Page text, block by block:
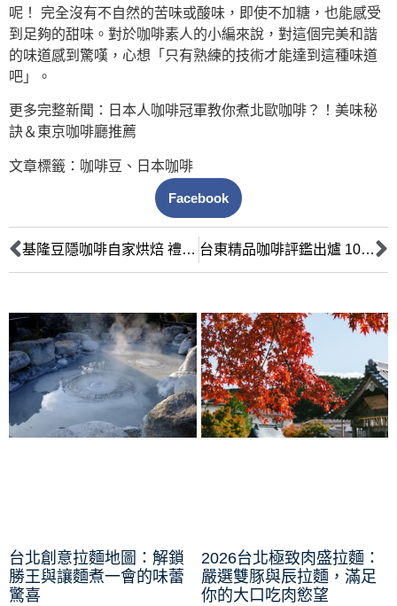
呢！ 完全沒有不自然的苦味或酸味，即使不加糖，也能感受
到足夠的甜味。對於咖啡素人的小編來說，對這個完美和諧
的味道感到驚嘆，心想「只有熟練的技術才能達到這種味道
吧」。
更多完整新聞：日本人咖啡冠軍教你煮北歐咖啡？！美味秘
訣＆東京咖啡廳推薦
文章標籤： 咖啡豆 、 日本咖啡
Facebook
基隆豆隱咖啡自家烘焙 禮盒組送禮自用兩相宜 台東精品咖啡評鑑出爐 10人獲獎
台北創意拉麵地圖：解鎖
勝王與讓麵煮一會的味蕾
驚喜
2026台北極致肉盛拉麵：
嚴選雙豚與辰拉麵，滿足
你的大口吃肉慾望